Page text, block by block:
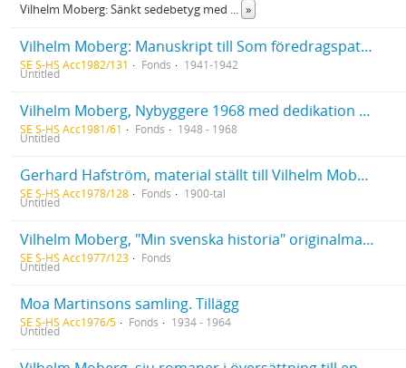
Vilhelm Moberg: Sänkt sedebetyg med ... »
Vilhelm Moberg: Manuskript till Som föredragspatrull bland svenska soldater. Intryck och upplevelser vintern 1941-1942. Signerat manus med korrektioner.
SE S-HS Acc1982/131 Fonds 1941-1942
Untitled
Vilhelm Moberg, Nybyggere 1968 med dedikation till KB; Die Brautquelle 1948 med dedikation till KB
SE S-HS Acc1981/61 Fonds 1948 - 1968
Untitled
Gerhard Hafström, material ställt till Vilhelm Mobergs förfogande för hans "Min svenska historia 2" samt korrespondens m.m. om VM:s bok
SE S-HS Acc1978/128 Fonds 1900-tal
Untitled
Vilhelm Moberg, "Min svenska historia" originalmanuskript
SE S-HS Acc1977/123 Fonds
Untitled
Moa Martinsons samling. Tillägg
SE S-HS Acc1976/5 Fonds 1934 - 1964
Untitled